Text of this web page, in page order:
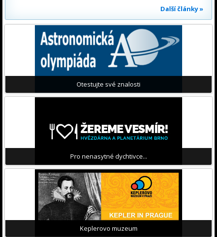
Další články »
Otestujte své znalosti
Pro nenasytné dychtivce...
Keplerovo muzeum